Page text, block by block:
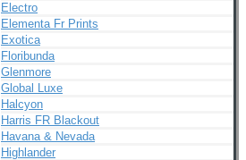
Electro
Elementa Fr Prints
Exotica
Floribunda
Glenmore
Global Luxe
Halcyon
Harris FR Blackout
Havana & Nevada
Highlander